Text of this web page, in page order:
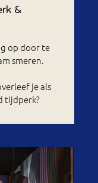
&
op door te
smeren.
je als
tijdperk?